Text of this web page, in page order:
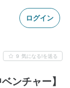
ログイン
9 気になる!を送る
ンチャー】